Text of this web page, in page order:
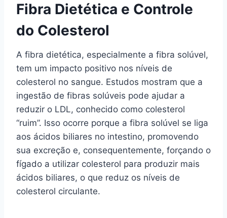
Fibra Dietética e Controle
do Colesterol
A fibra dietética, especialmente a fibra solúvel,
tem um impacto positivo nos níveis de
colesterol no sangue. Estudos mostram que a
ingestão de fibras solúveis pode ajudar a
reduzir o LDL, conhecido como colesterol
“ruim”. Isso ocorre porque a fibra solúvel se liga
aos ácidos biliares no intestino, promovendo
sua excreção e, consequentemente, forçando o
fígado a utilizar colesterol para produzir mais
ácidos biliares, o que reduz os níveis de
colesterol circulante.